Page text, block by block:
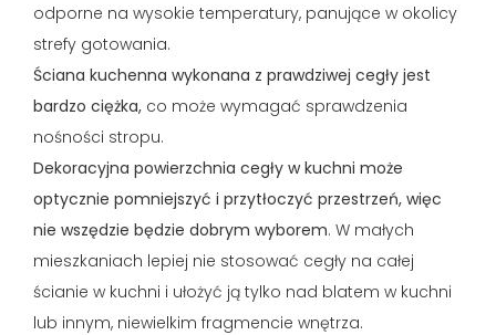
odporne na wysokie temperatury, panujące w okolicy
strefy gotowania.
Ściana kuchenna wykonana z prawdziwej cegły jest
bardzo ciężka, co może wymagać sprawdzenia
nośności stropu.
Dekoracyjna powierzchnia cegły w kuchni może
optycznie pomniejszyć i przytłoczyć przestrzeń, więc
nie wszędzie będzie dobrym wyborem. W małych
mieszkaniach lepiej nie stosować cegły na całej
ścianie w kuchni i ułożyć ją tylko nad blatem w kuchni
lub innym, niewielkim fragmencie wnętrza.